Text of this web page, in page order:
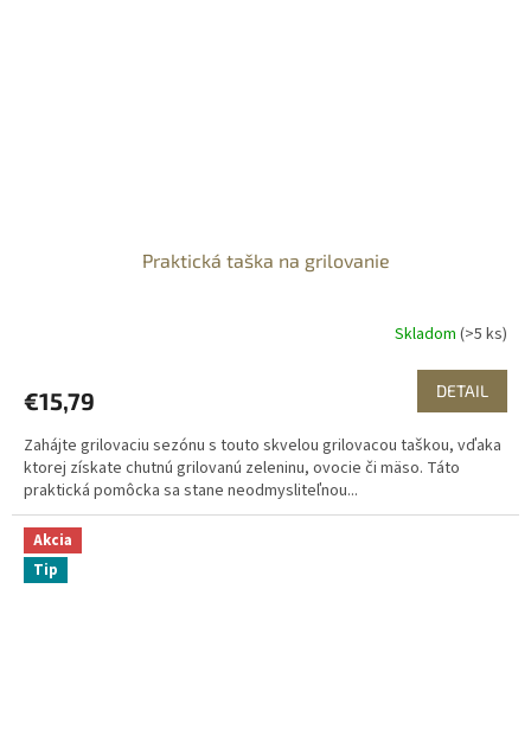
Praktická taška na grilovanie
Skladom (>5 ks)
€15,79 DETAIL
Zahájte grilovaciu sezónu s touto skvelou grilovacou taškou, vďaka
ktorej získate chutnú grilovanú zeleninu, ovocie či mäso. Táto
praktická pomôcka sa stane neodmysliteľnou...
Akcia
Tip